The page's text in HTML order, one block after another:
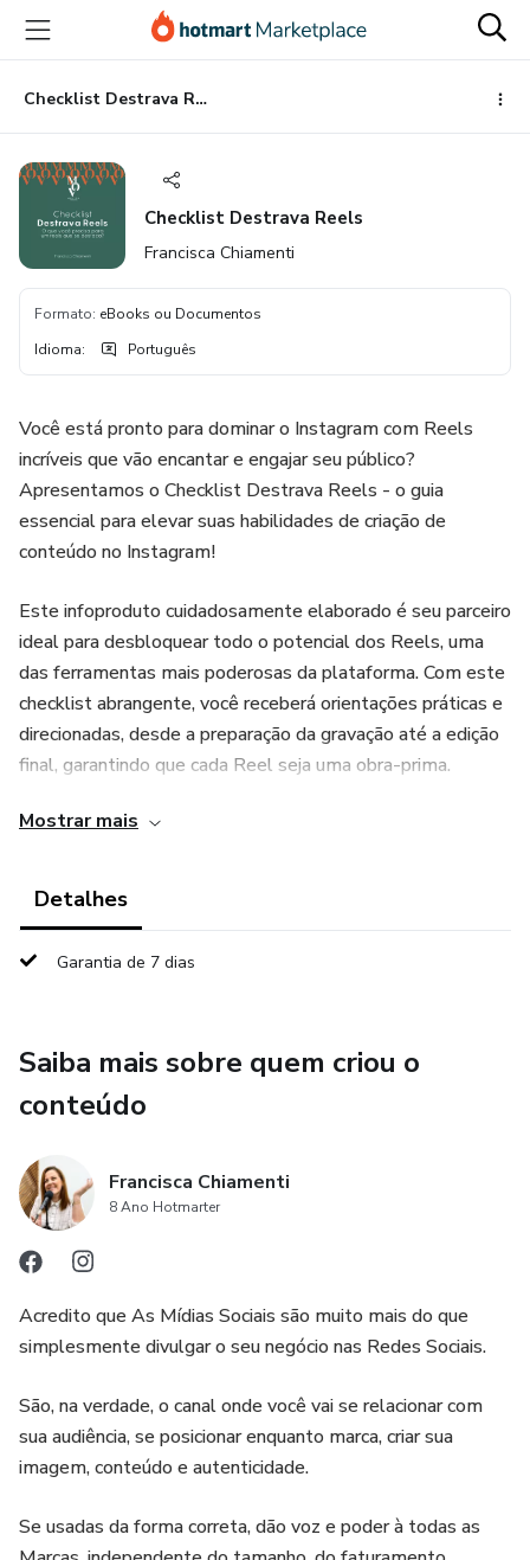
para
conteúdo
principal
para
pagamento
para
rodapé
Checklist Destrava Reels
Checklist Destrava Reels
Francisca Chiamenti
Formato: eBooks ou Documentos
Idioma: Português
Você está pronto para dominar o Instagram com Reels
incríveis que vão encantar e engajar seu público?
Apresentamos o Checklist Destrava Reels - o guia
essencial para elevar suas habilidades de criação de
conteúdo no Instagram!
Este infoproduto cuidadosamente elaborado é seu parceiro
ideal para desbloquear todo o potencial dos Reels, uma
das ferramentas mais poderosas da plataforma. Com este
checklist abrangente, você receberá orientações práticas e
direcionadas, desde a preparação da gravação até a edição
final, garantindo que cada Reel seja uma obra-prima.
Mostrar mais
Detalhes
Garantia de 7 dias
Saiba mais sobre quem criou o
conteúdo
Francisca Chiamenti
8 Ano Hotmarter
Acredito que As Mídias Sociais são muito mais do que
simplesmente divulgar o seu negócio nas Redes Sociais.
São, na verdade, o canal onde você vai se relacionar com
sua audiência, se posicionar enquanto marca, criar sua
imagem, conteúdo e autenticidade.
Se usadas da forma correta, dão voz e poder à todas as